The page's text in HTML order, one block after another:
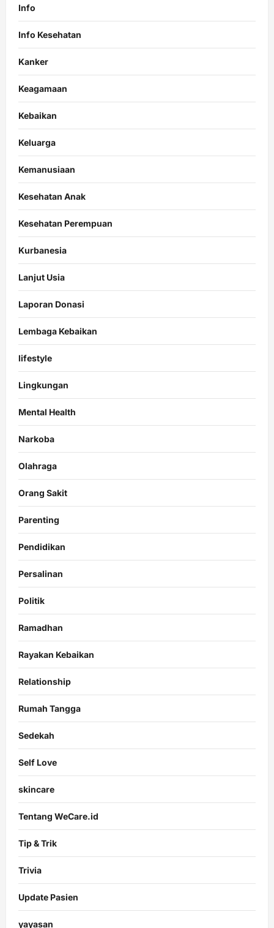
Info
Info Kesehatan
Kanker
Keagamaan
Kebaikan
Keluarga
Kemanusiaan
Kesehatan Anak
Kesehatan Perempuan
Kurbanesia
Lanjut Usia
Laporan Donasi
Lembaga Kebaikan
lifestyle
Lingkungan
Mental Health
Narkoba
Olahraga
Orang Sakit
Parenting
Pendidikan
Persalinan
Politik
Ramadhan
Rayakan Kebaikan
Relationship
Rumah Tangga
Sedekah
Self Love
skincare
Tentang WeCare.id
Tip & Trik
Trivia
Update Pasien
yayasan